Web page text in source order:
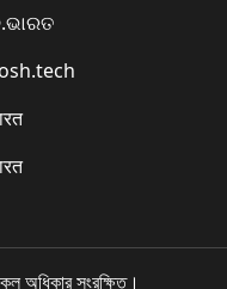
অধিকার সংরক্ষিত।